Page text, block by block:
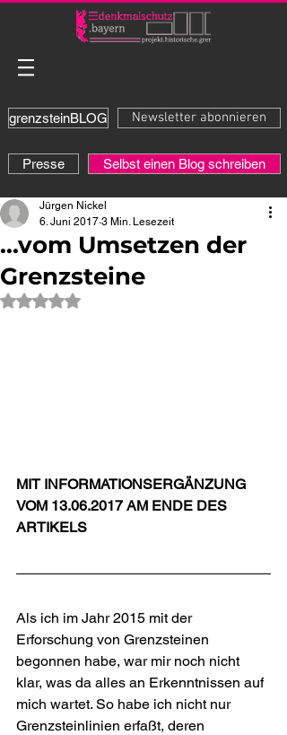
grenzsteinBLOG
Presse
Newsletter abonnieren
Selbst einen Blog schreiben
...vom Umsetzen der
Grenzsteine
Jürgen Nickel
6. Juni 2017 3 Min. Lesezeit
Mit NaN von 5 Sternen bewertet.
MIT INFORMATIONSERGÄNZUNG
VOM 13.06.2017 AM ENDE DES
ARTIKELS
Als ich im Jahr 2015 mit der
Erforschung von Grenzsteinen
begonnen habe, war mir noch nicht
klar, was da alles an Erkenntnissen auf
mich wartet. So habe ich nicht nur
Grenzsteinlinien erfaßt, deren